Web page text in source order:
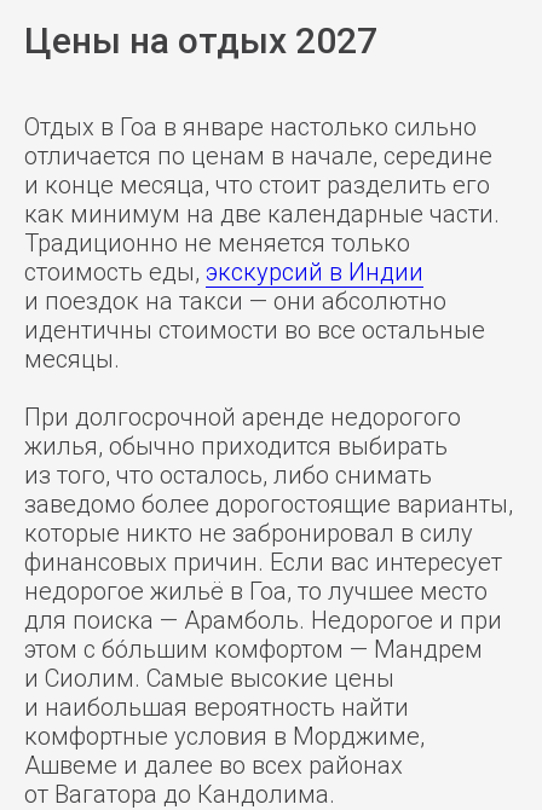
Цены на отдых 2027
Отдых в Гоа в январе настолько сильно
отличается по ценам в начале, середине
и конце месяца, что стоит разделить его
как минимум на две календарные части.
Традиционно не меняется только
стоимость еды, экскурсий в Индии
и поездок на такси — они абсолютно
идентичны стоимости во все остальные
месяцы.
При долгосрочной аренде недорогого
жилья, обычно приходится выбирать
из того, что осталось, либо снимать
заведомо более дорогостоящие варианты,
которые никто не забронировал в силу
финансовых причин. Если вас интересует
недорогое жильё в Гоа, то лучшее место
для поиска — Арамболь. Недорогое и при
этом с бóльшим комфортом — Мандрем
и Сиолим. Самые высокие цены
и наибольшая вероятность найти
комфортные условия в Морджиме,
Ашвеме и далее во всех районах
от Вагатора до Кандолима.